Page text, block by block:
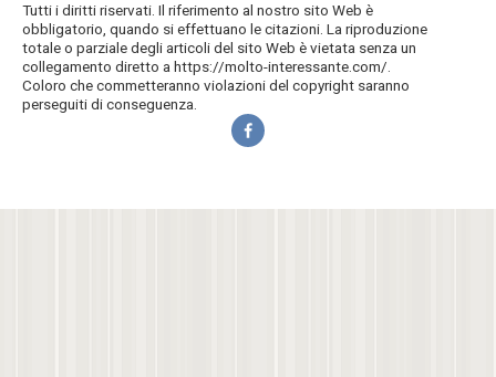
Tutti i diritti riservati. Il riferimento al nostro sito Web è
obbligatorio, quando si effettuano le citazioni. La riproduzione
totale o parziale degli articoli del sito Web è vietata senza un
collegamento diretto a https://molto-interessante.com/.
Coloro che commetteranno violazioni del copyright saranno
perseguiti di conseguenza.